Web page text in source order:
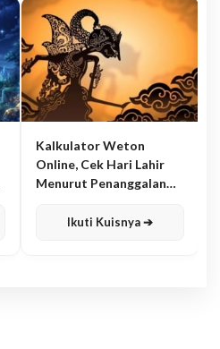
Kalkulator Weton
Online, Cek Hari Lahir
Menurut Penanggalan
Ikuti Kuisnya ➔